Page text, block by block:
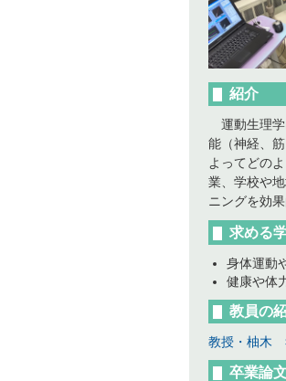
紹介
運動生理学
能（神経、
よってどの
業、学校や
ニングを効
求める
身体運動
健康や体
教員の
教授・柚木
卒業論